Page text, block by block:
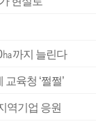
㏊까지 늘린다
육청 ‘쩔쩔’
역기업 응원